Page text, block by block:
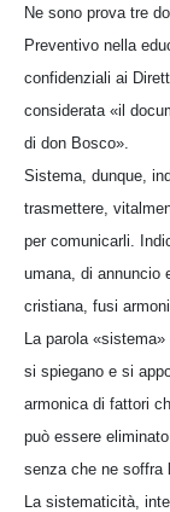
Ne sono prova tre
Preventivo nella
confidenziali ai
considerata «il
di don Bosco».
Sistema, dunque,
trasmettere,
per comunicarli.
umana, di annuncio
cristiana, fusi
La parola
si spiegano e si
armonica di fattori
può essere
senza che ne soffra
La sistematicità,